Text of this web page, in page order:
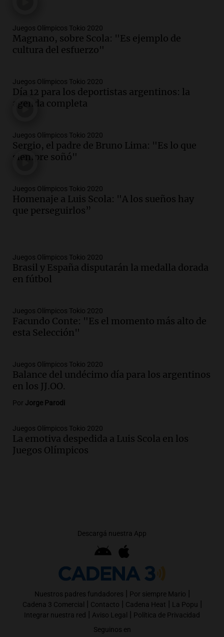
Juegos Olímpicos Tokio 2020
Magnano, sobre Scola: "Es ejemplo de
cultura del esfuerzo"
Juegos Olímpicos Tokio 2020
Día 12 para los deportistas argentinos: la
agenda completa
Juegos Olímpicos Tokio 2020
Sergio, el padre de Bruno Lima: "Es lo que
siempre soñó"
Juegos Olímpicos Tokio 2020
Homenaje a Luis Scola: "A los sueños hay
que perseguirlos”
Juegos Olímpicos Tokio 2020
Brasil y España disputarán la medalla dorada
en fútbol
Juegos Olímpicos Tokio 2020
Facundo Conte: "Es el momento más alto de
esta Selección"
Juegos Olímpicos Tokio 2020
Balance del undécimo día para los argentinos
en los JJ.OO.
Por Jorge Parodi
Juegos Olímpicos Tokio 2020
La emotiva despedida a Luis Scola en los
Juegos Olímpicos
Descargá nuestra App
Nuestros padres fundadores | Por siempre Mario |
Cadena 3 Comercial | Contacto | Cadena Heat | La Popu |
Integrar nuestra red | Aviso Legal | Política de Privacidad
Seguinos en